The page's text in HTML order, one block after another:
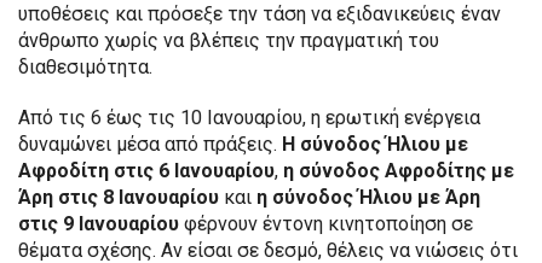
υποθέσεις και πρόσεξε την τάση να εξιδανικεύεις έναν
άνθρωπο χωρίς να βλέπεις την πραγματική του
διαθεσιμότητα.
Από τις 6 έως τις 10 Ιανουαρίου, η ερωτική ενέργεια
δυναμώνει μέσα από πράξεις. Η σύνοδος Ήλιου με
Αφροδίτη στις 6 Ιανουαρίου, η σύνοδος Αφροδίτης με
Άρη στις 8 Ιανουαρίου και η σύνοδος Ήλιου με Άρη
στις 9 Ιανουαρίου φέρνουν έντονη κινητοποίηση σε
θέματα σχέσης. Αν είσαι σε δεσμό, θέλεις να νιώσεις ότι